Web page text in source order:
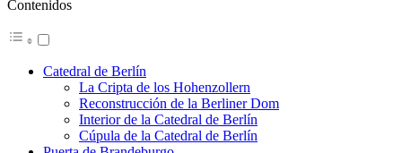
Contenidos
Catedral de Berlín
La Cripta de los Hohenzollern
Reconstrucción de la Berliner Dom
Interior de la Catedral de Berlín
Cúpula de la Catedral de Berlín